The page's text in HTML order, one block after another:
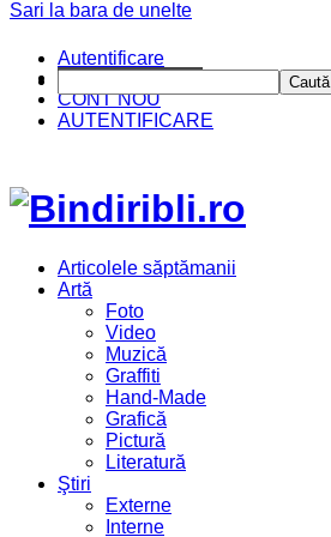
CINE SUNTEM?
CONT NOU
AUTENTIFICARE
Articolele săptămanii
Artă
Foto
Video
Muzică
Graffiti
Hand-Made
Grafică
Pictură
Literatură
Ştiri
Externe
Interne
Sari la bara de unelte
Autentificare
Caută